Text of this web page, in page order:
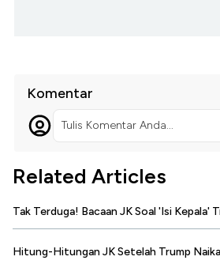
Komentar
Tulis Komentar Anda...
Related Articles
Tak Terduga! Bacaan JK Soal 'Isi Kepala'
Hitung-Hitungan JK Setelah Trump